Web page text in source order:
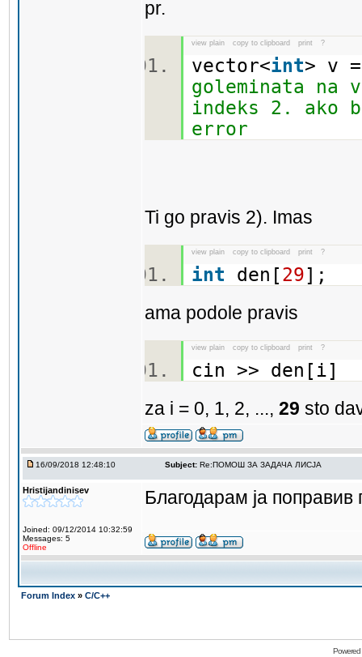
pr.
view plain copy to clipboard print ?
vector<int> v
goleminata na
indeks 2. ako
error
Ti go pravis 2). Imas
view plain copy to clipboard print ?
int den[29];
ama podole pravis
view plain copy to clipboard print ?
cin >> den[i]
za i = 0, 1, 2, ..., 29 sto
16/09/2018 12:48:10 Subject: Re:ПОМОШ ЗА ЗАДАЧА ЛИСЈА
Hristijandinisev
Joined: 09/12/2014 10:32:59
Messages: 5
Offline
Благодарам ја
Forum Index » C/C++